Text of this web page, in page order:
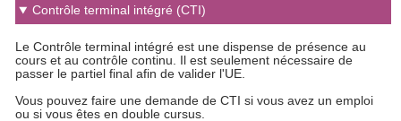
Contrôle terminal intégré (CTI)
Le Contrôle terminal intégré est une dispense de présence au
cours et au contrôle continu. Il est seulement nécessaire de
passer le partiel final afin de valider l'UE.
Vous pouvez faire une demande de CTI si vous avez un emploi
ou si vous êtes en double cursus.